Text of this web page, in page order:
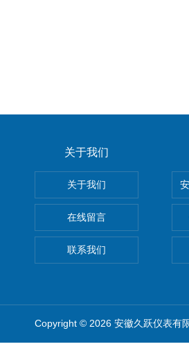
关于我们
关于我们
在线留言
联系我们
Copyright © 2026 安徽久跃仪表有